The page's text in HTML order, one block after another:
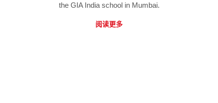
the GIA India school in Mumbai.
阅读更多